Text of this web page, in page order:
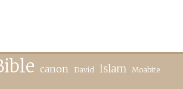
canon David Islam Moabite